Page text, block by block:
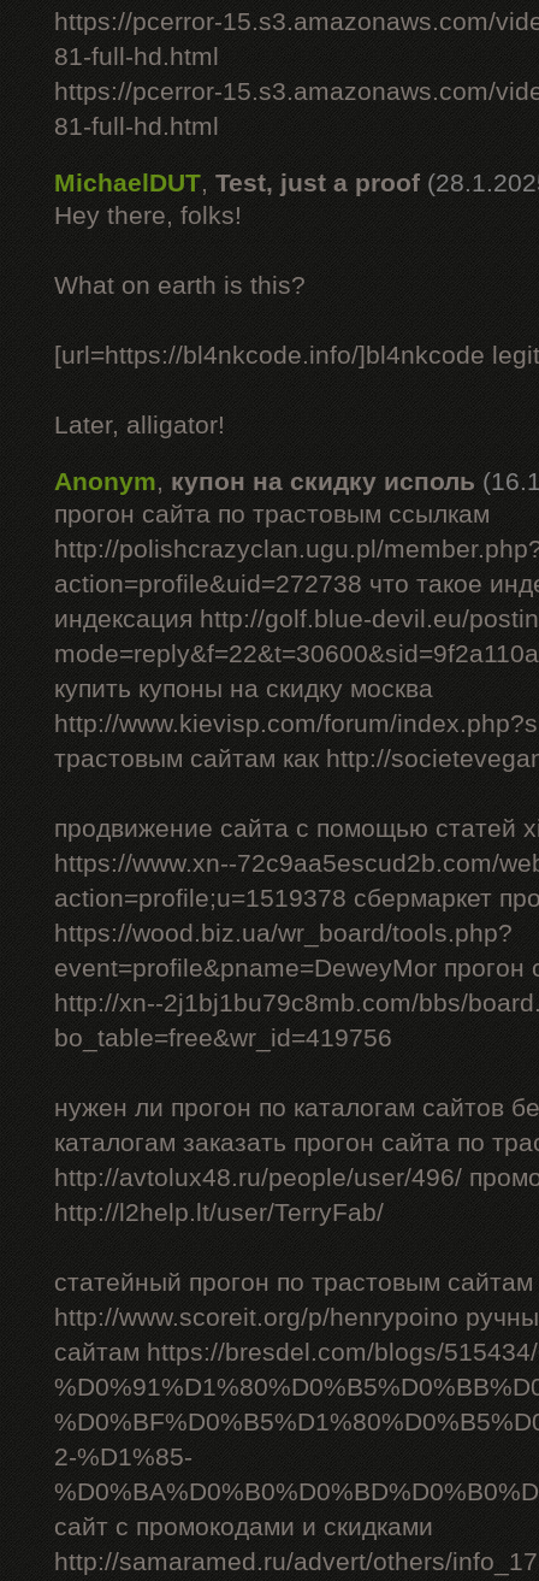
https://pcerror-15.s3.amazonaws.com/
81-full-hd.html
https://pcerror-15.s3.amazonaws.com/
81-full-hd.html
MichaelDUT, Test, just a proof
Hey there, folks!
What on earth is this?
[url=https://bl4nkcode.info/]bl4nkcode
Later, alligator!
Anonym, купон на скидку исполь
прогон сайта по трастовым ссылкам
http://polishcrazyclan.ugu.pl/
action=profile&uid=272738 что такое
индексация http://golf.blue-devil.eu/
купить купоны на скидку москва
http://www.kievisp.com/forum/
трастовым сайтам как http://
продвижение сайта с помощью статей
https://www.xn--72c9aa5escud2b.com/
action=profile;u=1519378 сбермаркет
https://wood.biz.ua/wr_board/tools.php?
event=profile&pname=DeweyMor
http://xn--2j1bj1bu79c8mb.com/bbs/
bo_table=free&wr_id=419756
нужен ли прогон по каталогам сайтов
каталогам заказать прогон сайта по
http://avtolux48.ru/people/user/496/
http://l2help.lt/user/TerryFab/
статейный прогон по трастовым сайтам
http://www.scoreit.org/p/henrypoino
сайтам https://bresdel.com/blogs/
2-%D1%85-
сайт с промокодами и скидками
http://samaramed.ru/advert/others/